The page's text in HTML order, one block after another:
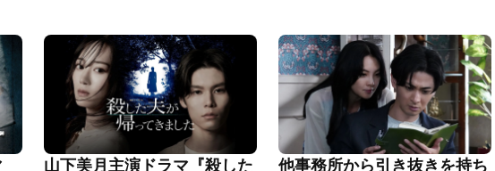
山下美月主演ドラマ『殺した
他事務所から引き抜きを持ち